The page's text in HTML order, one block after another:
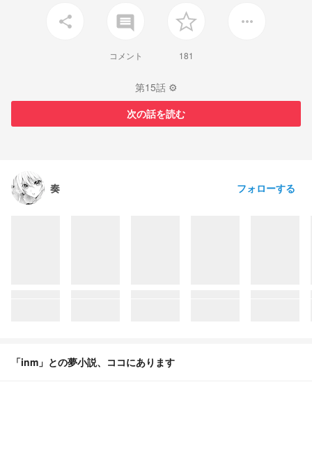
share insert_comment
コメント 181
more_horiz
第15話 ⚙️
次の話を読む
奏 フォローする
「inm」との夢小説、ココにあります